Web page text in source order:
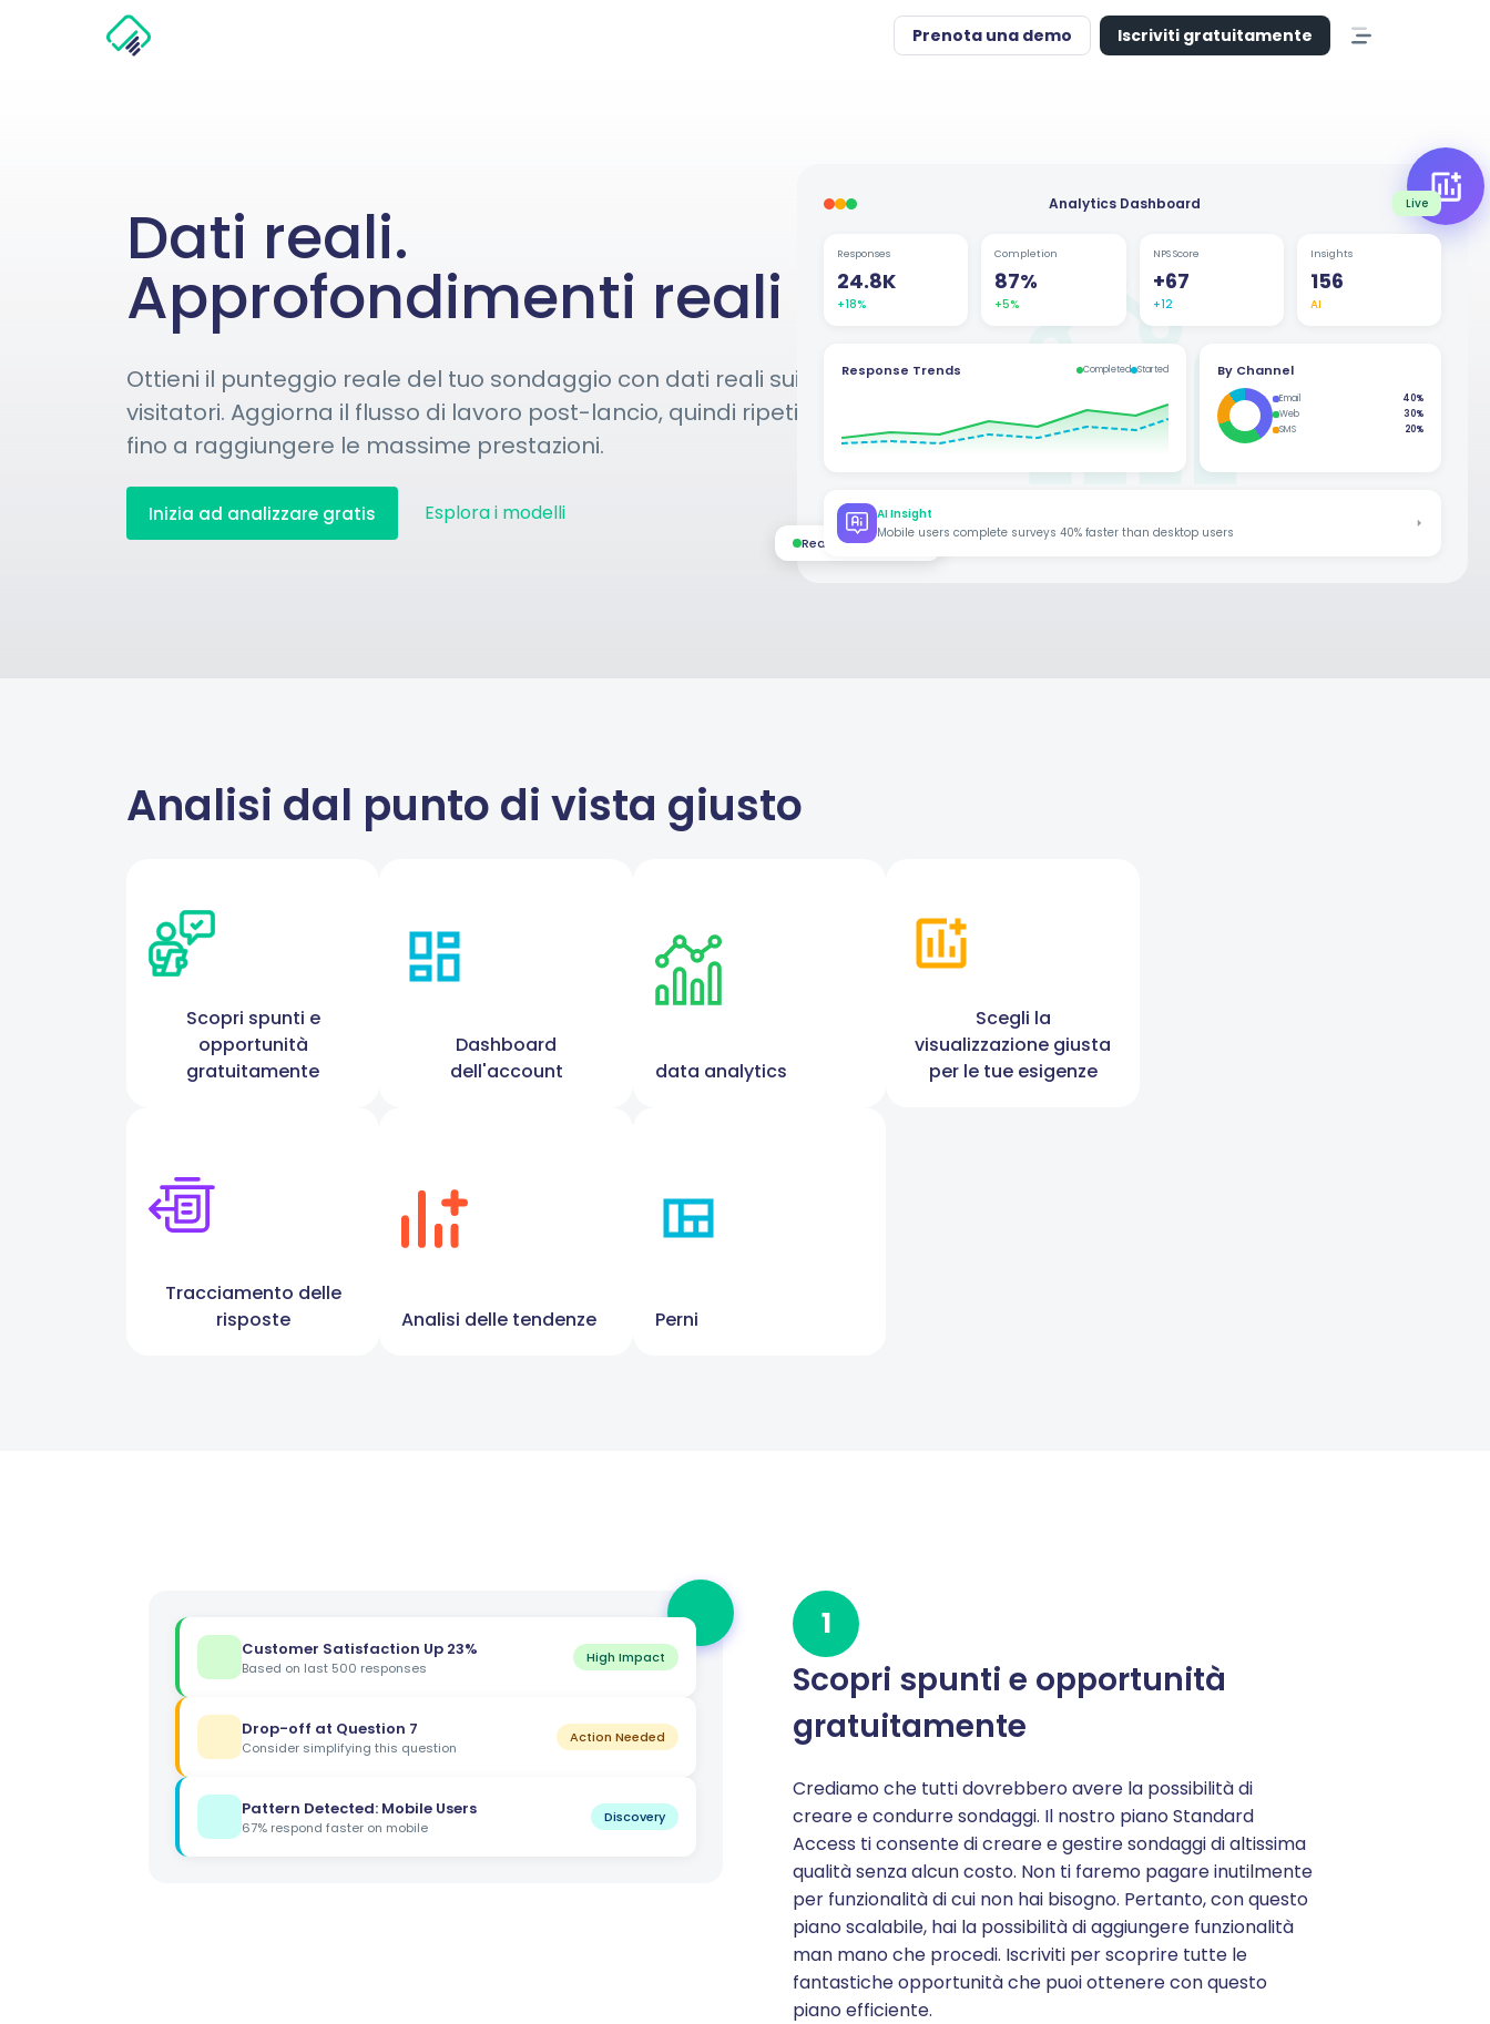
Prenota una demo Iscriviti gratuitamente
Dati reali.
Approfondimenti reali
Ottieni il punteggio reale del tuo sondaggio con dati reali sui
visitatori. Aggiorna il flusso di lavoro post-lancio, quindi ripeti
fino a raggiungere le massime prestazioni.
Inizia ad analizzare gratis Esplora i modelli
Analytics Dashboard Live
Responses
24.8K
+18%
Completion
87%
+5%
NPS Score
+67
+12
Insights
156
AI
Response Trends Completed Started By Channel
Email
40%
Web
30%
SMS
20%
AI Insight
Mobile users complete surveys 40% faster than desktop users
Real-time updates
Analisi dal punto di vista giusto
Scopri spunti e
opportunità
gratuitamente
Dashboard
dell'account
data analytics
Scegli la
visualizzazione giusta
per le tue esigenze
Tracciamento delle
risposte
Analisi delle tendenze Perni
Customer Satisfaction Up 23%
Based on last 500 responses
High Impact
Drop-off at Question 7
Consider simplifying this question
Action Needed
Pattern Detected: Mobile Users
67% respond faster on mobile
Discovery
1
Scopri spunti e opportunità
gratuitamente
Crediamo che tutti dovrebbero avere la possibilità di
creare e condurre sondaggi. Il nostro piano Standard
Access ti consente di creare e gestire sondaggi di altissima
qualità senza alcun costo. Non ti faremo pagare inutilmente
per funzionalità di cui non hai bisogno. Pertanto, con questo
piano scalabile, hai la possibilità di aggiungere funzionalità
man mano che procedi. Iscriviti per scoprire tutte le
fantastiche opportunità che puoi ottenere con questo
piano efficiente.